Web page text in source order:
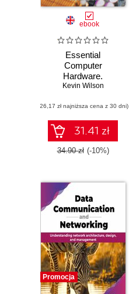
ebook
Essential
Computer
Hardware.
Understanding the
Modern
Technology and
Securing Your
Digital World
Kevin Wilson
(26,17 zł najniższa cena z 30 dni)
31.41 zł
34.90 zł (-10%)
Promocja